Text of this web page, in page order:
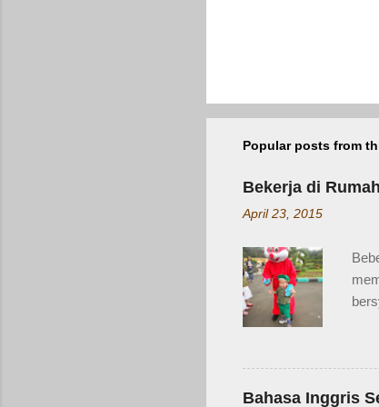
Popular posts from
Bekerja di
April 23, 2015
Bahasa Inggris